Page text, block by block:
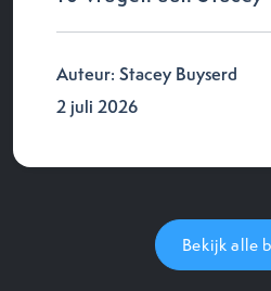
Auteur: Stacey Buyserd
2 juli 2026
Bekijk alle